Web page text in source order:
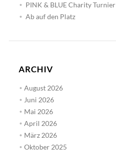
PINK & BLUE Charity Turnier
Ab auf den Platz
ARCHIV
August 2026
Juni 2026
Mai 2026
April 2026
März 2026
Oktober 2025